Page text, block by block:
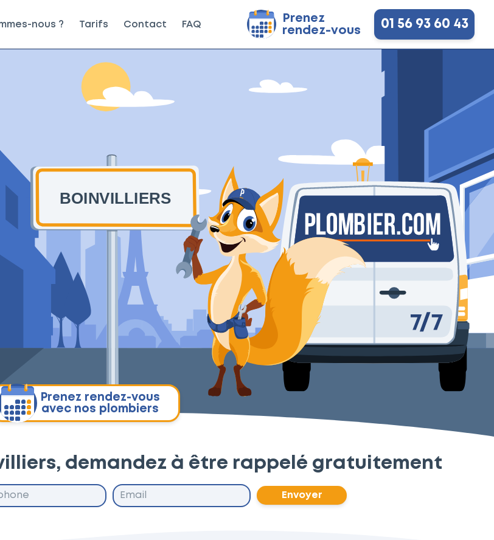
nous ? Tarifs Contact FAQ
Prenez
rendez-vous
01 56 93 60 43
Prenez rendez-vous
avec nos plombiers
BOINVILLIERS
demandez à être rappelé gratuitement
Envoyer